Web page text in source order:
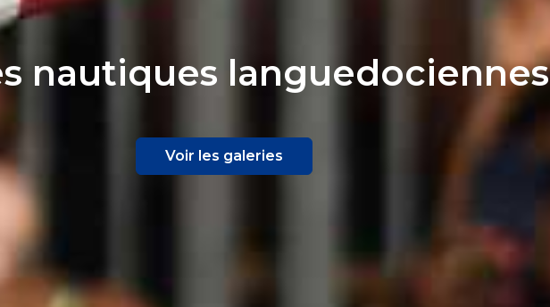
nautiques languedociennes
Voir les galeries